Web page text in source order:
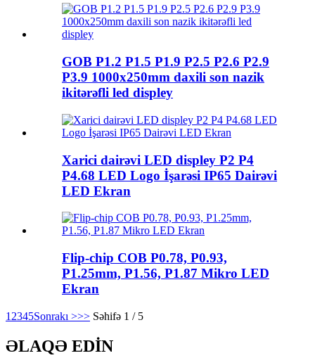
GOB P1.2 P1.5 P1.9 P2.5 P2.6 P2.9
P3.9 1000x250mm daxili son nazik
ikitərəfli led displey
Xarici dairəvi LED displey P2 P4
P4.68 LED Logo İşarəsi IP65 Dairəvi
LED Ekran
Flip-chip COB P0.78, P0.93,
P1.25mm, P1.56, P1.87 Mikro LED
Ekran
1 2345Sonrakı >>> Səhifə 1 / 5
ƏLAQƏ EDİN